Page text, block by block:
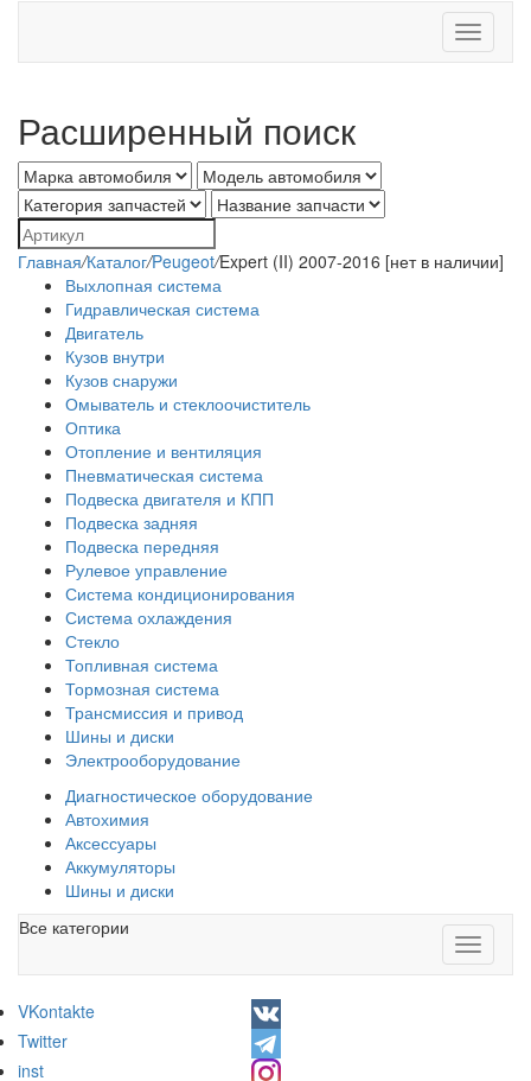
Toggle
Расширенный поиск
Главная/Каталог/Peugeot/Expert (II) 2007-2016 [нет в наличии]
Выхлопная система
Гидравлическая система
Двигатель
Кузов внутри
Кузов снаружи
Омыватель и стеклоочиститель
Оптика
Отопление и вентиляция
Пневматическая система
Подвеска двигателя и КПП
Подвеска задняя
Подвеска передняя
Рулевое управление
Система кондиционирования
Система охлаждения
Стекло
Топливная система
Тормозная система
Трансмиссия и привод
Шины и диски
Электрооборудование
Диагностическое оборудование
Автохимия
Аксессуары
Аккумуляторы
Шины и диски
Toggle
Все категории
VKontakte
Twitter
inst